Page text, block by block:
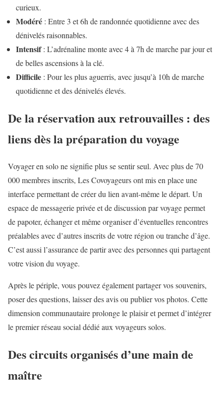
curieux.
Modéré : Entre 3 et 6h de randonnée quotidienne avec des
dénivelés raisonnables.
Intensif: L’adrénaline monte avec 4 à 7h de marche par jour et
de belles ascensions à la clé.
Difficile : Pour les plus aguerris, avec jusqu’à 10h de marche
quotidienne et des dénivelés élevés.
De la réservation aux retrouvailles : des
liens dès la préparation du voyage
Voyager en solo ne signifie plus se sentir seul. Avec plus de 70
000 membres inscrits, Les Covoyageurs ont mis en place une
interface permettant de créer du lien avant-même le départ. Un
espace de messagerie privée et de discussion par voyage permet
de papoter, échanger et même organiser d’éventuelles rencontres
préalables avec d’autres inscrits de votre région ou tranche d’âge.
C’est aussi l’assurance de partir avec des personnes qui partagent
votre vision du voyage.
Après le périple, vous pouvez également partager vos souvenirs,
poser des questions, laisser des avis ou publier vos photos. Cette
dimension communautaire prolonge le plaisir et permet d’intégrer
le premier réseau social dédié aux voyageurs solos.
Des circuits organisés d’une main de
maître